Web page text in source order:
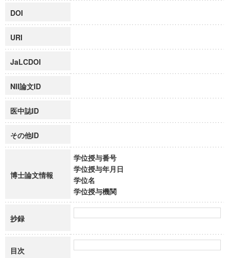
DOI
URI
JaLCDOI
NII論文ID
医中誌ID
その他ID
博士論文情報
学位授与番号
学位授与年月日
学位名
学位授与機関
抄録
目次